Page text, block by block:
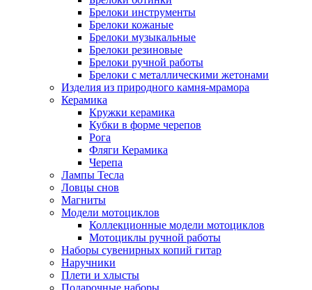
Брелоки инструменты
Брелоки кожаные
Брелоки музыкальные
Брелоки резиновые
Брелоки ручной работы
Брелоки с металлическими жетонами
Изделия из природного камня-мрамора
Керамика
Кружки керамика
Кубки в форме черепов
Рога
Фляги Керамика
Черепа
Лампы Тесла
Ловцы снов
Магниты
Модели мотоциклов
Коллекционные модели мотоциклов
Мотоциклы ручной работы
Наборы сувенирных копий гитар
Наручники
Плети и хлысты
Подарочные наборы